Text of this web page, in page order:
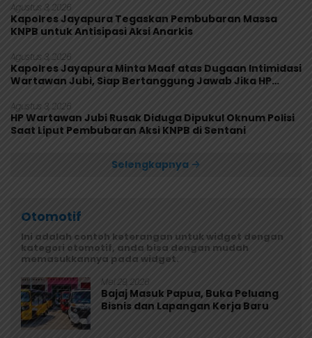
Agustus 3, 2026
Kapolres Jayapura Tegaskan Pembubaran Massa
KNPB untuk Antisipasi Aksi Anarkis
Agustus 3, 2026
Kapolres Jayapura Minta Maaf atas Dugaan Intimidasi
Wartawan Jubi, Siap Bertanggung Jawab Jika HP
Agustus 3, 2026
HP Wartawan Jubi Rusak Diduga Dipukul Oknum Polisi
Saat Liput Pembubaran Aksi KNPB di Sentani
Selengkapnya
Otomotif
Ini adalah contoh keterangan untuk widget dengan
kategori otomotif, anda bisa dengan mudah
memasukkannya pada widget.
Mei 29, 2026
Bajaj Masuk Papua, Buka Peluang
Bisnis dan Lapangan Kerja Baru